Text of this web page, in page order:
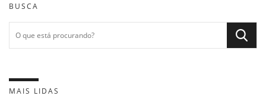
BUSCA
MAIS LIDAS